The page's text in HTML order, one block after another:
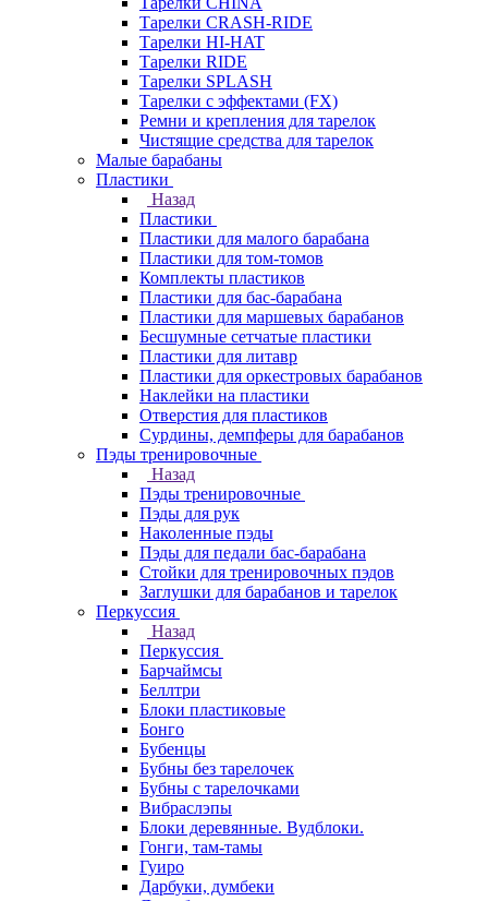
Тарелки CRASH-RIDE
Тарелки HI-HAT
Тарелки RIDE
Тарелки SPLASH
Тарелки с эффектами (FX)
Ремни и крепления для тарелок
Чистящие средства для тарелок
Малые барабаны
Пластики
Назад
Пластики
Пластики для малого барабана
Пластики для том-томов
Комплекты пластиков
Пластики для бас-барабана
Пластики для маршевых барабанов
Бесшумные сетчатые пластики
Пластики для литавр
Пластики для оркестровых барабанов
Наклейки на пластики
Отверстия для пластиков
Сурдины, демпферы для барабанов
Пэды тренировочные
Назад
Пэды тренировочные
Пэды для рук
Наколенные пэды
Пэды для педали бас-барабана
Стойки для тренировочных пэдов
Заглушки для барабанов и тарелок
Перкуссия
Назад
Перкуссия
Барчаймсы
Беллтри
Блоки пластиковые
Бонго
Бубенцы
Бубны без тарелочек
Бубны с тарелочками
Вибраслэпы
Блоки деревянные. Вудблоки.
Гонги, там-тамы
Гуиро
Дарбуки, думбеки